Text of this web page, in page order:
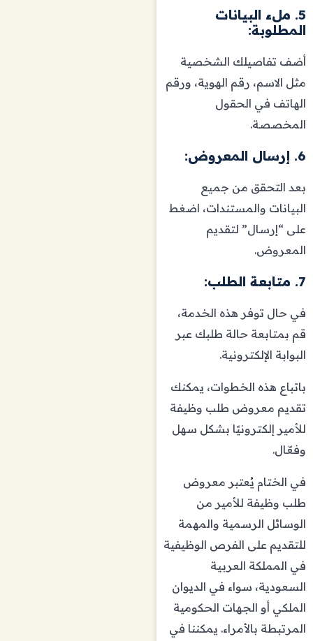
5. ملء البيانات
المطلوبة:
أضف تفاصيلك الشخصية
مثل الاسم، رقم الهوية، ورقم
الهاتف في الحقول
المخصصة.
6. إرسال المعروض:
بعد التحقق من جميع
البيانات والمستندات، اضغط
على “إرسال” لتقديم
المعروض.
7. متابعة الطلب:
في حال توفر هذه الخدمة،
قم بمتابعة حالة طلبك عبر
البوابة الإلكترونية.
باتباع هذه الخطوات، يمكنك
تقديم معروض طلب وظيفة
للأمير إلكترونيًا بشكل سهل
وفعّال.
في الختام يُعتبر معروض
طلب وظيفة للأمير من
الوسائل الرسمية والمهمة
للتقديم على الفرص الوظيفية
في المملكة العربية
السعودية، سواء في الديوان
الملكي أو الجهات الحكومية
المرتبطة بالأمراء. يمكننا في